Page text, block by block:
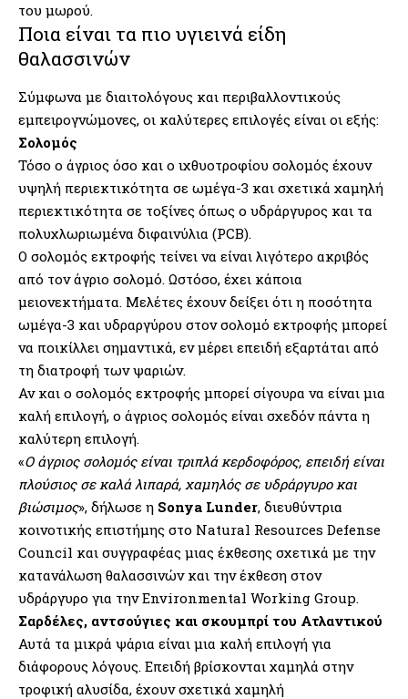
του μωρού.
Ποια είναι τα πιο υγιεινά είδη
θαλασσινών
Σύμφωνα με διαιτολόγους και περιβαλλοντικούς
εμπειρογνώμονες, οι καλύτερες επιλογές είναι οι εξής:
Σολομός
Τόσο ο άγριος όσο και ο ιχθυοτροφίου σολομός έχουν
υψηλή περιεκτικότητα σε ωμέγα-3 και σχετικά χαμηλή
περιεκτικότητα σε τοξίνες όπως ο υδράργυρος και τα
πολυχλωριωμένα διφαινύλια (PCB).
Ο σολομός εκτροφής τείνει να είναι λιγότερο ακριβός
από τον άγριο σολομό. Ωστόσο, έχει κάποια
μειονεκτήματα. Μελέτες έχουν δείξει ότι η ποσότητα
ωμέγα-3 και υδραργύρου στον σολομό εκτροφής μπορεί
να ποικίλλει σημαντικά, εν μέρει επειδή εξαρτάται από
τη διατροφή των ψαριών.
Αν και ο σολομός εκτροφής μπορεί σίγουρα να είναι μια
καλή επιλογή, ο άγριος σολομός είναι σχεδόν πάντα η
καλύτερη επιλογή.
«Ο άγριος σολομός είναι τριπλά κερδοφόρος, επειδή είναι
πλούσιος σε καλά λιπαρά, χαμηλός σε υδράργυρο και
βιώσιμος», δήλωσε η Sonya Lunder, διευθύντρια
κοινοτικής επιστήμης στο Natural Resources Defense
Council και συγγραφέας μιας έκθεσης σχετικά με την
κατανάλωση θαλασσινών και την έκθεση στον
υδράργυρο για την Environmental Working Group.
Σαρδέλες, αντσούγιες και σκουμπρί του Ατλαντικού
Αυτά τα μικρά ψάρια είναι μια καλή επιλογή για
διάφορους λόγους. Επειδή βρίσκονται χαμηλά στην
τροφική αλυσίδα, έχουν σχετικά χαμηλή